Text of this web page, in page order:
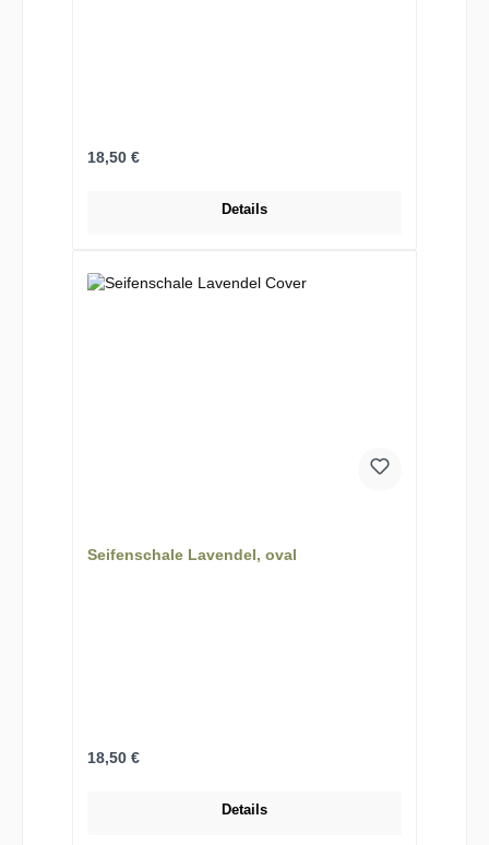
Regulärer Preis:
18,50 €
Details
Seifenschale Lavendel, oval
Regulärer Preis:
18,50 €
Details